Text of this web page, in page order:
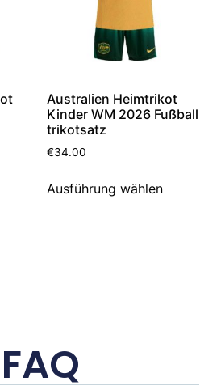
Australien Heimtrikot
Kinder WM 2026 Fußball
trikotsatz
€34.00
Ausführung wählen
FAQ